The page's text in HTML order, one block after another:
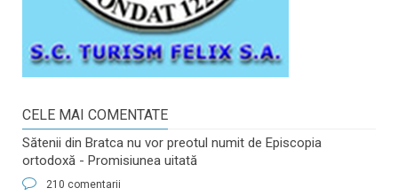
CELE MAI COMENTATE
Sătenii din Bratca nu vor preotul numit de Episcopia
ortodoxă - Promisiunea uitată
210 comentarii